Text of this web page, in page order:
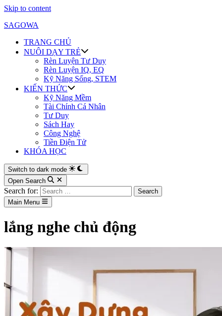
Skip to content
SAGOWA
TRANG CHỦ
NUÔI DẠY TRẺ
Rèn Luyện Tư Duy
Rèn Luyện IQ, EQ
Kỹ Năng Sống, STEM
KIẾN THỨC
Kỹ Năng Mềm
Tài Chính Cá Nhân
Tư Duy
Sách Hay
Công Nghệ
Tiền Điện Tử
KHÓA HỌC
Switch to dark mode
Open Search
Search for:
Main Menu
lắng nghe chủ động